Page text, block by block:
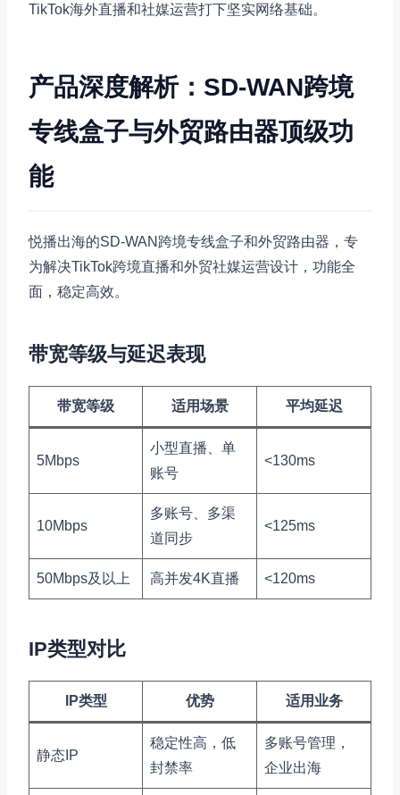
TikTok海外直播和社媒运营打下坚实网络基础。
产品深度解析：SD-WAN跨境
专线盒子与外贸路由器顶级功
能
悦播出海的SD-WAN跨境专线盒子和外贸路由器，专
为解决TikTok跨境直播和外贸社媒运营设计，功能全
面，稳定高效。
带宽等级与延迟表现
带宽等级 适用场景 平均延迟
5Mbps
小型直播、单
账号
<130ms
10Mbps
多账号、多渠
道同步
<125ms
50Mbps及以上 高并发4K直播 <120ms
IP类型对比
IP类型 优势 适用业务
静态IP
稳定性高，低
封禁率
多账号管理，
企业出海